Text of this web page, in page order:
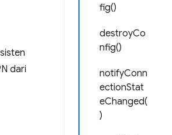
fig()
destroyCo
nfig()
notifyConn
ectionStat
eChanged(
)
dari